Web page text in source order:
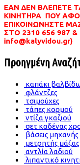
ΕΑΝ ΔΕΝ ΒΛΕΠΕΤΕ
ΚΙΝΗΤΗΡΑ ΠΟΥ
ΕΠΙΚΟΙΝΩΝΗΣΤΕ
ΣΤΟ 2310 656 987
info@kalyvidou.gr)
Προηγμένη
καπάκι
φλάντζες
τσιμούχες
τάπες κορμού
ντίζα γκαζιού
σετ καδένας
βάσεις μηχανής
μετρητής
αντλία λαδιού
λιπαντικό